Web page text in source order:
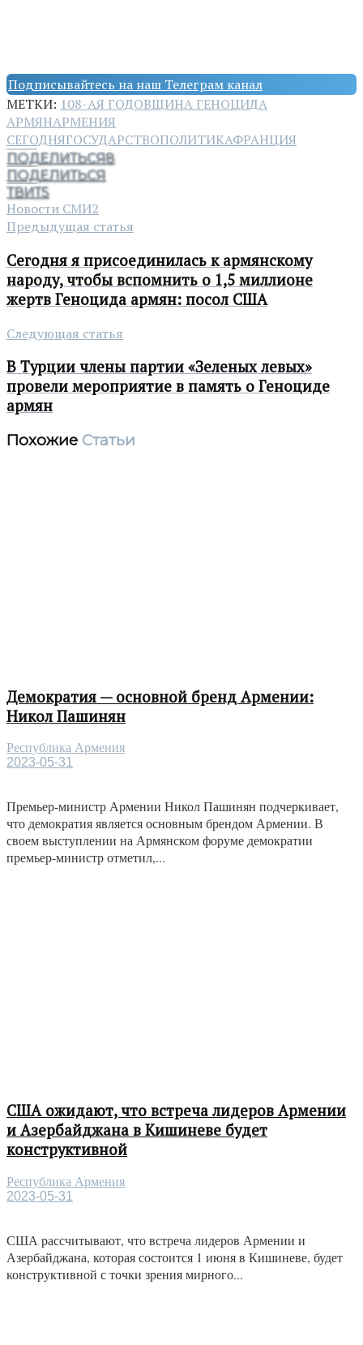
Подписывайтесь на наш Телеграм канал
МЕТКИ: 108-АЯ ГОДОВЩИНА ГЕНОЦИДА
АРМЯНАРМЕНИЯ
СЕГОДНЯГОСУДАРСТВОПОЛИТИКАФРАНЦИЯ
ПОДЕЛИТЬСЯ8
ПОДЕЛИТЬСЯ
ТВИТ5
Новости СМИ2
Предыдущая статья
Сегодня я присоединилась к армянскому
народу, чтобы вспомнить о 1,5 миллионе
жертв Геноцида армян: посол США
Следующая статья
В Турции члены партии «Зеленых левых»
провели мероприятие в память о Геноциде
армян
Похожие Статьи
Демократия — основной бренд Армении:
Никол Пашинян
Республика Армения
2023-05-31
Премьер-министр Армении Никол Пашинян подчеркивает,
что демократия является основным брендом Армении. В
своем выступлении на Армянском форуме демократии
премьер-министр отметил,...
США ожидают, что встреча лидеров Армении
и Азербайджана в Кишиневе будет
конструктивной
Республика Армения
2023-05-31
США рассчитывают, что встреча лидеров Армении и
Азербайджана, которая состоится 1 июня в Кишиневе, будет
конструктивной с точки зрения мирного...